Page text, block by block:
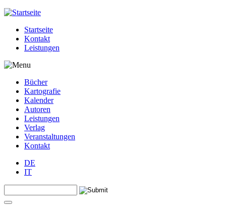
Jump to navigation
Startseite
Kontakt
Leistungen
Bücher
Kartografie
Kalender
Autoren
Leistungen
Verlag
Veranstaltungen
Kontakt
DE
IT
Suchformular